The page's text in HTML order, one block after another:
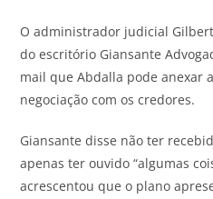
O administrador judicial
do escritório Giansante
mail que Abdalla pode anexar
negociação com os credores.
Giansante disse não ter
apenas ter ouvido “algumas
acrescentou que o plano